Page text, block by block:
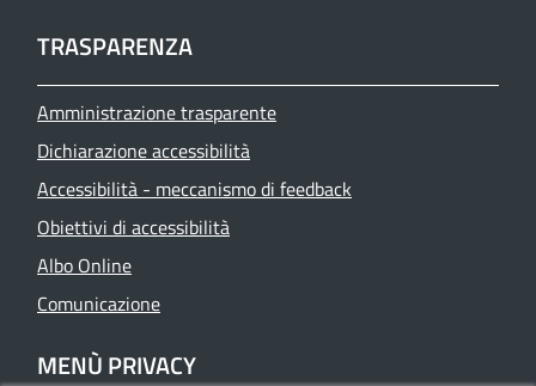
TRASPARENZA
Amministrazione trasparente
Dichiarazione accessibilità
Accessibilità - meccanismo di feedback
Obiettivi di accessibilità
Albo Online
Comunicazione
MENÙ PRIVACY